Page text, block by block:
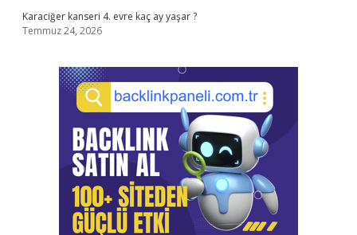
Karaciğer kanseri 4. evre kaç ay yaşar ?
Temmuz 24, 2026